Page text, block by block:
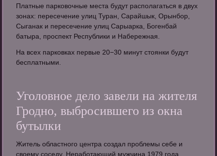
Платные парковочные места будут располагаться в двух
зонах: пересечение улиц Туран, Сарайшык, Орынбор,
Сыганак и пересечение улиц Сарыарка, Богенбай
батыра, проспект Республики и Набережная.
На всех парковках первые 20−30 минут стоянки будут
бесплатными.
Уголовное дело завели на жителя
Гродно, выбросившего из окна
бутылки
Житель областного центра создал проблемы себе и
своему соседу. Неработающий мужчина 1979 года